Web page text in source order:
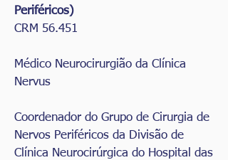
Periféricos)
CRM 56.451
Médico Neurocirurgião da Clínica
Nervus
Coordenador do Grupo de Cirurgia de
Nervos Periféricos da Divisão de
Clínica Neurocirúrgica do Hospital das